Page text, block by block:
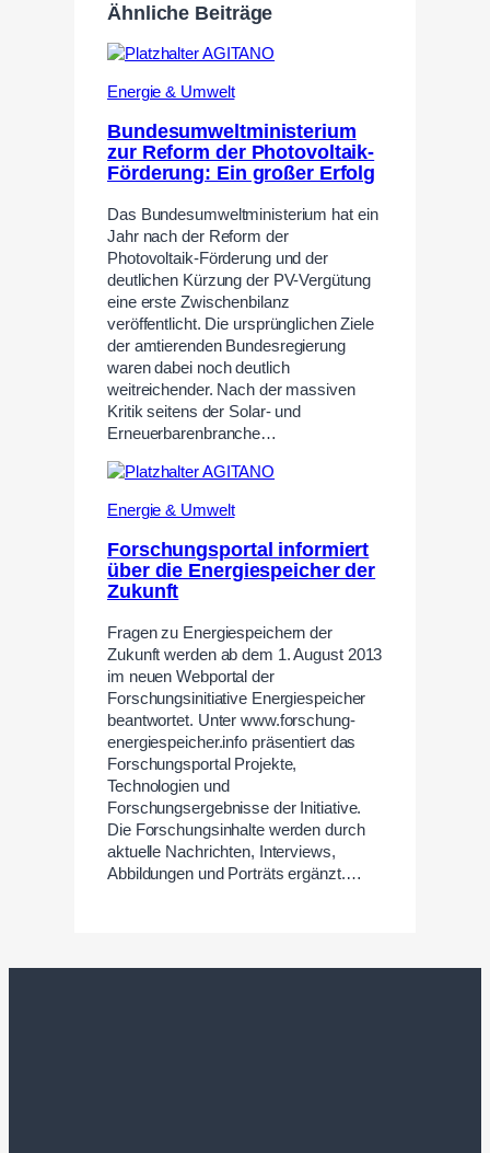
Ähnliche Beiträge
Energie & Umwelt
Bundesumweltministerium
zur Reform der Photovoltaik-
Förderung: Ein großer Erfolg
Das Bundesumweltministerium hat ein
Jahr nach der Reform der
Photovoltaik-Förderung und der
deutlichen Kürzung der PV-Vergütung
eine erste Zwischenbilanz
veröffentlicht. Die ursprünglichen Ziele
der amtierenden Bundesregierung
waren dabei noch deutlich
weitreichender. Nach der massiven
Kritik seitens der Solar- und
Erneuerbarenbranche…
Energie & Umwelt
Forschungsportal informiert
über die Energiespeicher der
Zukunft
Fragen zu Energiespeichern der
Zukunft werden ab dem 1. August 2013
im neuen Webportal der
Forschungsinitiative Energiespeicher
beantwortet. Unter www.forschung-
energiespeicher.info präsentiert das
Forschungsportal Projekte,
Technologien und
Forschungsergebnisse der Initiative.
Die Forschungsinhalte werden durch
aktuelle Nachrichten, Interviews,
Abbildungen und Porträts ergänzt.…